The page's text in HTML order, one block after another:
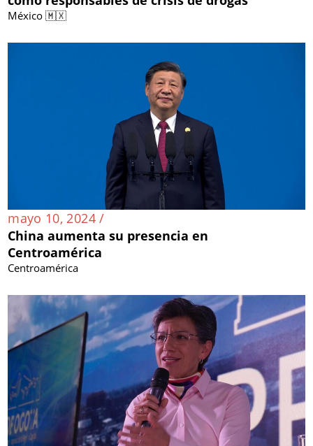
México 🇲🇽
mayo 10, 2024 /
China aumenta su presencia en
Centroamérica
Centroamérica